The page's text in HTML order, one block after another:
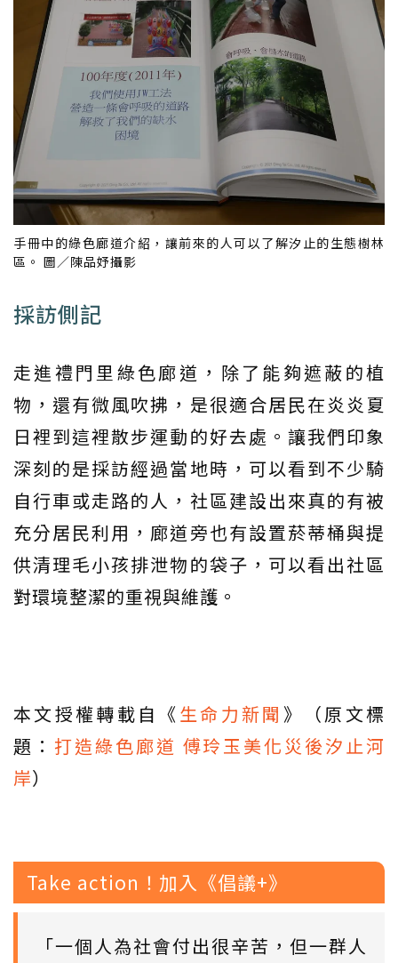
手冊中的綠色廊道介紹，讓前來的人可以了解汐止的生態樹林
區。 圖／陳品妤攝影
採訪側記
走進禮門里綠色廊道，除了能夠遮蔽的植
物，還有微風吹拂，是很適合居民在炎炎夏
日裡到這裡散步運動的好去處。讓我們印象
深刻的是採訪經過當地時，可以看到不少騎
自行車或走路的人，社區建設出來真的有被
充分居民利用，廊道旁也有設置菸蒂桶與提
供清理毛小孩排泄物的袋子，可以看出社區
對環境整潔的重視與維護。
本文授權轉載自《 生命力新聞 》（原文標
題： 打造綠色廊道 傅玲玉美化災後汐止河
岸）
Take action！加入《倡議+》
「一個人為社會付出很辛苦，但一群人